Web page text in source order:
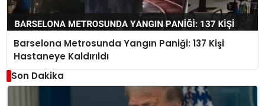
Barselona Metrosunda Yangın Paniği: 137 Kişi
Hastaneye Kaldırıldı
Son Dakika